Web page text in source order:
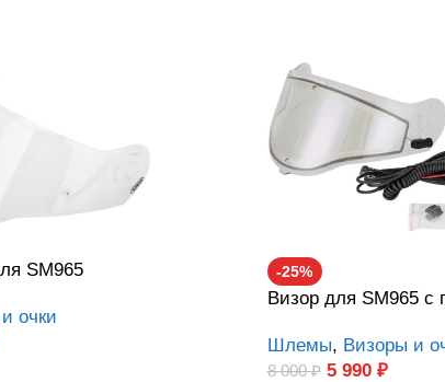
SM965
очки
-25%
Визор для SM965 c
Шлемы, Визоры и
8 000₽ 5 990 ₽